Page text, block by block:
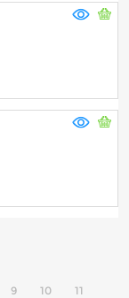
9 10 11